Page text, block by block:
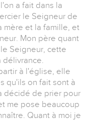
a fait dans la
le Seigneur de
mère et la famille, et
Mon père quant
Seigneur, cette
délivrance.
à l'église, elle
qu'ils on fait sont à
décidé de prier pour
me pose beaucoup
Quant à moi je